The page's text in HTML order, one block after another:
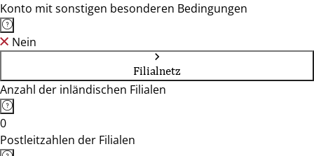
Konto mit sonstigen besonderen Bedingungen
Nein
Filialnetz
Anzahl der inländischen Filialen
0
Postleitzahlen der Filialen